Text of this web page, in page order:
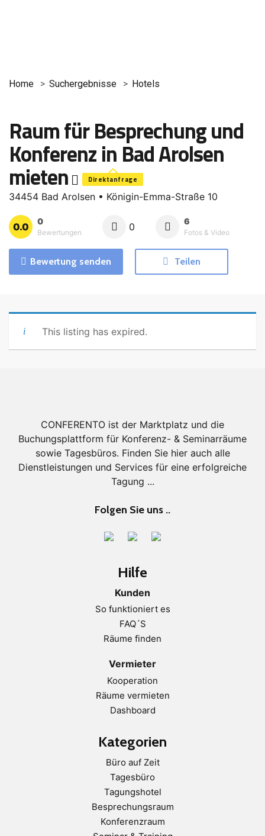
Home Suchergebnisse Hotels
Raum für Besprechung und
Konferenz in Bad Arolsen
mieten Direktanfrage
34454 Bad Arolsen • Königin-Emma-Straße 10
0.0 0
Bewertungen 0 6
Fotos & Video
Bewertung senden Teilen
This listing has expired.
CONFERENTO ist der Marktplatz und die
Buchungsplattform für Konferenz- & Seminarräume
sowie Tagesbüros. Finden Sie hier auch alle
Dienstleistungen und Services für eine erfolgreiche
Tagung ...
Folgen Sie uns ..
Hilfe
Kunden
So funktioniert es
FAQ´S
Räume finden
Vermieter
Kooperation
Räume vermieten
Dashboard
Kategorien
Büro auf Zeit
Tagesbüro
Tagungshotel
Besprechungsraum
Konferenzraum